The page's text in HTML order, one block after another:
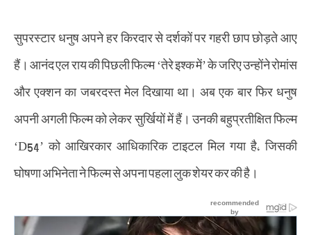
सुपरस्टार धनुष अपने हर किरदार से दर्शकों पर गहरी छाप छोड़ते आए
हैं। आनंद एल राय की पिछली फिल्म ‘तेरे इश्क में’ के जरिए उन्होंने रोमांस
और एक्शन का जबरदस्त मेल दिखाया था। अब एक बार फिर धनुष
अपनी अगली फिल्म को लेकर सुर्खियों में हैं। उनकी बहुप्रतीक्षित फिल्म
‘D54’ को आखिरकार आधिकारिक टाइटल मिल गया है, जिसकी
घोषणा अभिनेता ने फिल्म से अपना पहला लुक शेयर कर की है।